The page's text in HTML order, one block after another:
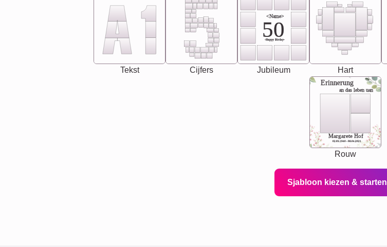
Tekst Cijfers
<Name>
50
-Happy Birday-
Jubileum Hart
Erinnerung
an das leben uan
Margarete Hof
02.05.1940 - 08.04.2021
Rouw
Sjabloon kiezen & starten